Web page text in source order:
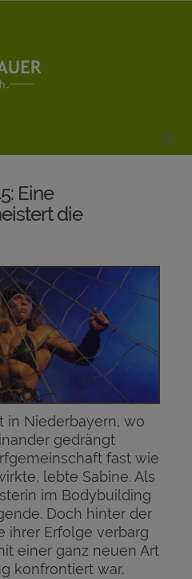
Eine
die
in Niederbayern, wo
gedrängt
fast wie
lebte Sabine. Als
im Bodybuilding
Doch hinter der
ihrer Erfolge verbarg
einer ganz neuen Art
konfrontiert war.